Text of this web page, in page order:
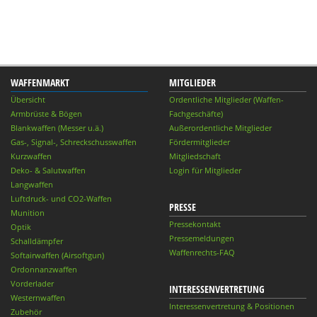
WAFFENMARKT
Übersicht
Armbrüste & Bögen
Blankwaffen (Messer u.ä.)
Gas-, Signal-, Schreckschusswaffen
Kurzwaffen
Deko- & Salutwaffen
Langwaffen
Luftdruck- und CO2-Waffen
Munition
Optik
Schalldämpfer
Softairwaffen (Airsoftgun)
Ordonnanzwaffen
Vorderlader
Westernwaffen
Zubehör
MITGLIEDER
Ordentliche Mitglieder (Waffen-
Fachgeschäfte)
Außerordentliche Mitglieder
Fördermitglieder
Mitgliedschaft
Login für Mitglieder
PRESSE
Pressekontakt
Pressemeldungen
Waffenrechts-FAQ
INTERESSENVERTRETUNG
Interessenvertretung & Positionen